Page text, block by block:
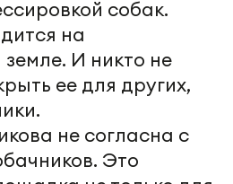
собак.
на
И никто не
ее для других,
не согласна с
Это